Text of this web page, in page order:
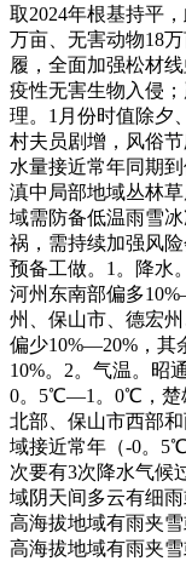
取2024年根基持平
万亩、无害动物18
履，全面加强松材
疫性无害生物入侵
理。1月份时值除夕
村夫员剧增，风俗
水量接近常年同期
滇中局部地域丛林
域需防备低温雨雪
祸，需持续加强风
预备工做。1。降水
河州东南部偏多
州、保山市、德宏
偏少10%—20%，其
10%。2。气温。昭
0。5℃—1。0℃，楚
北部、保山市西部
域接近常年（-0。
次要有3次降水气候
域阴天间多云有细
高海拔地域有雨夹
高海拔地域有雨夹